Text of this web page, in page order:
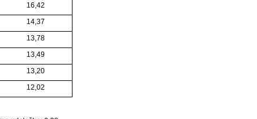
16,42
14,37
13,78
13,49
13,20
12,02